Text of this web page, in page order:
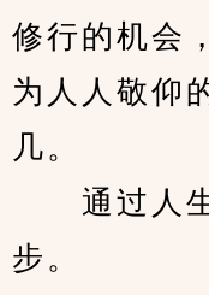
修行的机会
为人人敬仰
几。
通过人生
步。